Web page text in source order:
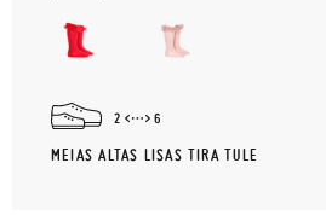
2 6
MEIAS ALTAS LISAS TIRA TULE